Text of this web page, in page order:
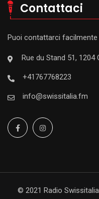
Contattaci
Puoi contattarci
Rue du Stand 51, 1204
+41767768223
info@swissitalia.fm
© 2021 Radio